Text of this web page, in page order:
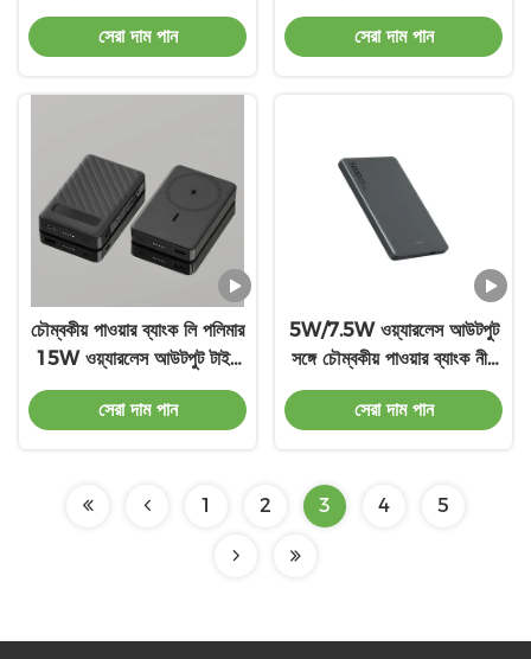
ইন 1 ম্যাগ নিরাপদ পোর্টেবল চার্জার
সেরা দাম পান
পাওয়ারব্যাংকের জন্য চৌম্বকীয়
ব্যাটারি লি পলিমার ব্যাটারি
সেরা দাম পান
চৌম্বকীয় পাওয়ার ব্যাংক লি পলিমার
15W ওয়্যারলেস আউটপুট টাইপ
সি ওভারচার্জ সুরক্ষা
সেরা দাম পান
5W/7.5W ওয়্যারলেস আউটপুট
সঙ্গে চৌম্বকীয় পাওয়ার ব্যাংক নীল
সাদা শোষণ 5000mAh ক্ষমতা
সেরা দাম পান
1 2 3 4 5